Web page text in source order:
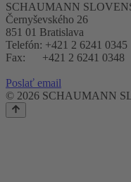
SCHAUMANN
Černyševského 26
851 01 Bratislava
Telefón: +421 2 6241 0345
Fax: +421 2 6241 0348
Poslať email
© 2026 SCHAUMANN